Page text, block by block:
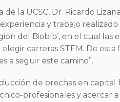
la UCSC, Dr. Ricardo
y trabajo
del Biobío’, en el cual
elegir carreras STEM. De
a seguir este camino”.
de brechas en
profesionales y acercar